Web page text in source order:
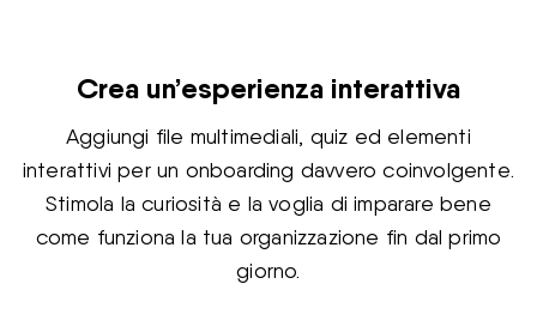
Crea un’esperienza interattiva
Aggiungi file multimediali, quiz ed elementi
interattivi per un onboarding davvero coinvolgente.
Stimola la curiosità e la voglia di imparare bene
come funziona la tua organizzazione fin dal primo
giorno.